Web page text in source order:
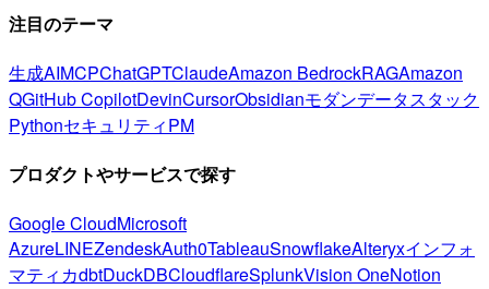
注目のテーマ
生成AIMCPChatGPTClaudeAmazon BedrockRAGAmazon
QGitHub CopilotDevinCursorObsidianモダンデータスタック
PythonセキュリティPM
プロダクトやサービスで探す
Google CloudMicrosoft
AzureLINEZendeskAuth0TableauSnowflakeAlteryxインフォ
マティカdbtDuckDBCloudflareSplunkVision OneNotion